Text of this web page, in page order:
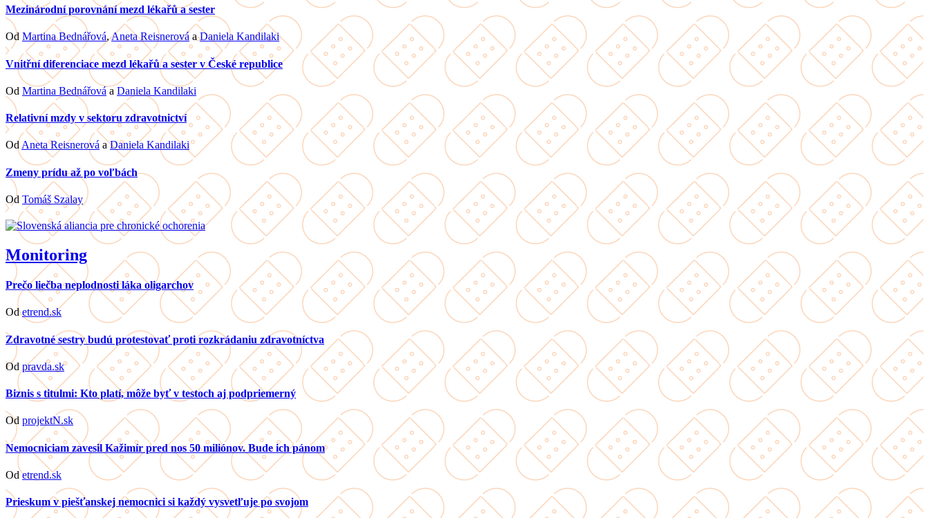
Mezinárodní porovnání mezd lékařů a sester
Od Martina Bednářová,Aneta Reisnerová aDaniela Kandilaki
Vnitřní diferenciace mezd lékařů a sester v České republice
Od Martina Bednářováa Daniela Kandilaki
Relativní mzdy v sektoru zdravotnictví
OdAneta Reisnerová aDaniela Kandilaki
Zmeny prídu až po voľbách
Od Tomáš Szalay
Monitoring
Prečo liečba neplodnosti láka oligarchov
Odetrend.sk
Zdravotné sestry budú protestovať proti rozkrádaniu zdravotníctva
Od pravda.sk
Biznis s titulmi: Kto platí, môže byť v testoch aj podpriemerný
Od projektN.sk
Nemocniciam zavesil Kažimír pred nos 50 miliónov. Bude ich pánom
Odetrend.sk
Prieskum v piešťanskej nemocnici si každý vysvetľuje po svojom